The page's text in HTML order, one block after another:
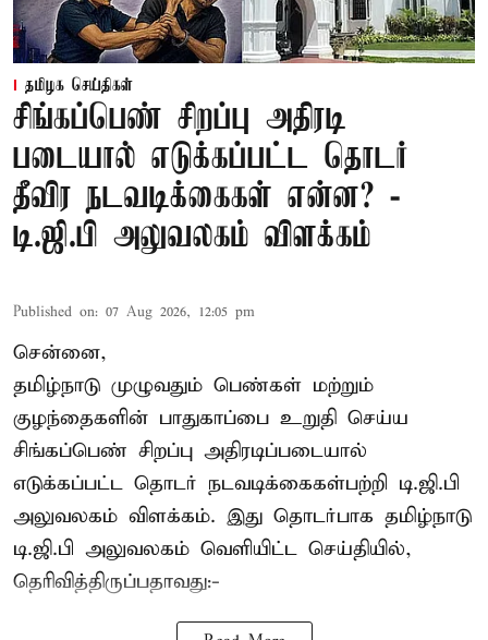
தமிழக செய்திகள்
சிங்கப்பெண் சிறப்பு அதிரடி
படையால் எடுக்கப்பட்ட தொடர்
தீவிர நடவடிக்கைகள் என்ன? -
டி.ஜி.பி அலுவலகம் விளக்கம்
Published on: 07 Aug 2026, 12:05 pm
சென்னை,
தமிழ்நாடு முழுவதும் பெண்கள் மற்றும்
குழந்தைகளின் பாதுகாப்பை உறுதி செய்ய
சிங்கப்பெண் சிறப்பு அதிரடிப்படையால்
எடுக்கப்பட்ட தொடர் நடவடிக்கைகள்பற்றி டி.ஜி.பி
அலுவலகம் விளக்கம். இது தொடர்பாக தமிழ்நாடு
டி.ஜி.பி அலுவலகம் வெளியிட்ட செய்தியில்,
தெரிவித்திருப்பதாவது:-